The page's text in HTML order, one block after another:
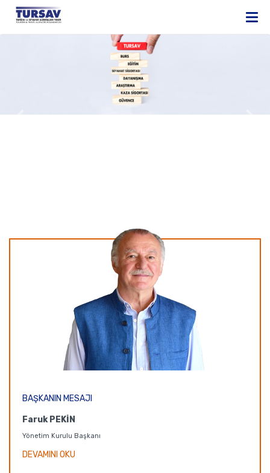
BAŞKANIN MESAJI
Faruk PEKİN
Yönetim Kurulu Başkanı
DEVAMINI OKU